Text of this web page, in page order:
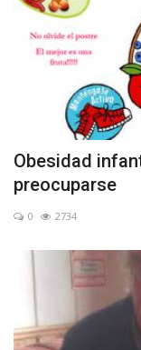
Obesidad
preocuparse
0 2734